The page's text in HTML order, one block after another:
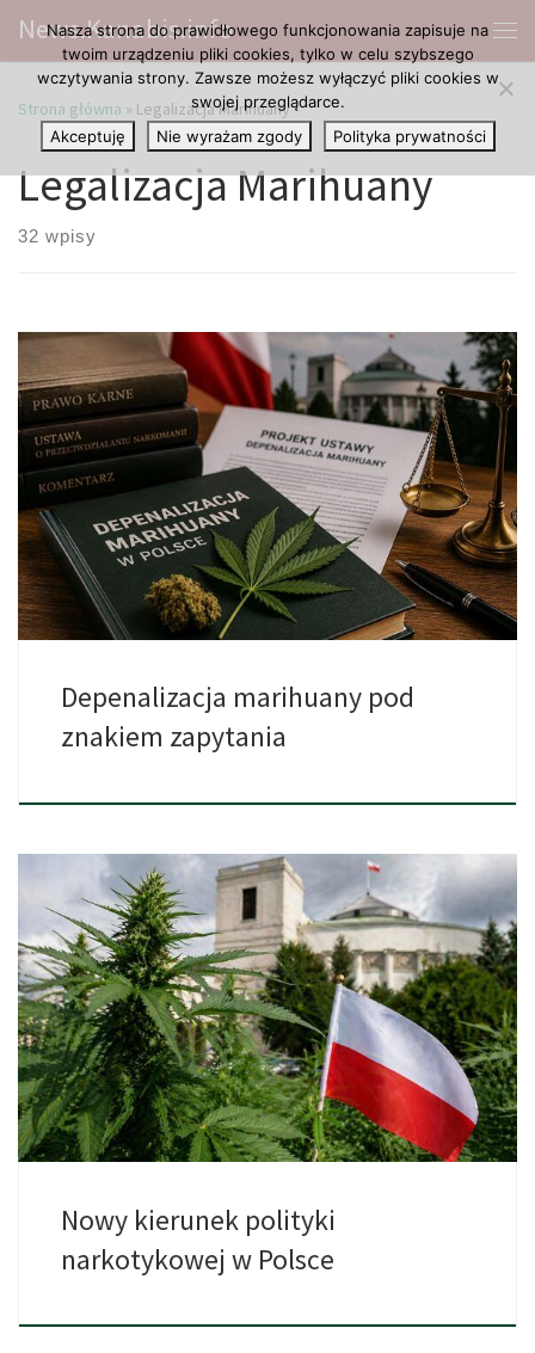
Przejdź do treści
News.Kanabis.info
Strona główna » Legalizacja Marihuany
Legalizacja Marihuany
32 wpisy
Krytyczna opinia sejmowych ekspertów może zatrzymać projekt
Prace nad projektem […]
Depenalizacja marihuany pod
znakiem zapytania
W 2026 roku temat depenalizacji marihuany ponownie znalazł się
w […]
Nowy kierunek polityki
narkotykowej w Polsce
Nasza strona do prawidłowego funkcjonowania zapisuje na
twoim urządzeniu pliki cookies, tylko w celu szybszego
wczytywania strony. Zawsze możesz wyłączyć pliki cookies w
swojej przeglądarce.
Akceptuję
Nie wyrażam zgody Polityka prywatności